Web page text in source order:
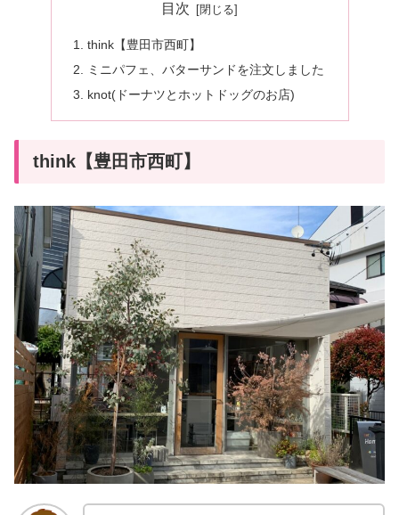
目次
think【豊田市西町】
ミニパフェ、バターサンドを注文しました
knot(ドーナツとホットドッグのお店)
think【豊田市西町】